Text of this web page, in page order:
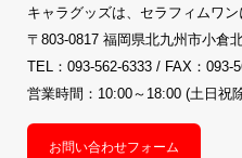
キャラグッズは、セラフィムワン
〒803-0817 福岡県北九州市小倉
TEL：093-562-6333 / FAX：093-
営業時間：10:00～18:00 (土日祝
お問い合わせフォーム